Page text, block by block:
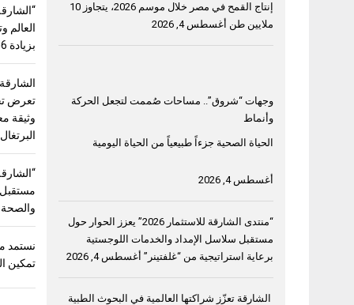
بزيادة 56%
الشارقة
وثيقة
البرتغال
مستقبل
والصحة
نستمد
تمكين
إنتاج القمح في مصر خلال موسم 2026، يتجاوز 10
ملايين طن أغسطس 4, 2026
وجهات “شروق”.. مساحات صُممت لتجعل الحركة
وأنماط
الحياة الصحية جزءاً طبيعياً من الحياة اليومية
أغسطس 4, 2026
“منتدى الشارقة للاستثمار 2026” يعزز الحوار حول
مستقبل سلاسل الإمداد والخدمات اللوجستية
برعاية استراتيجية من “غلفتينر” أغسطس 4, 2026
الشارقة تعزّز شراكتها العالمية في البحوث الطبية